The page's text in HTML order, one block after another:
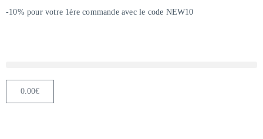
-10% pour votre 1ère commande avec le code NEW10
0.00€